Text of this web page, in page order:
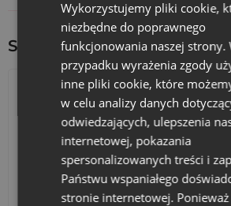
Sprawdź inne ciekawe
Kalendarze adwentowe
Wykorzystujemy pliki cookie,
niezbędne do poprawnego
funkcjonowania naszej strony.
przypadku wyrażenia zgody
inne pliki cookie, które
w celu analizy danych
odwiedzających, ulepszenia
internetowej, pokazania
spersonalizowanych treści i
Państwu wspaniałego
stronie internetowej. Ponieważ